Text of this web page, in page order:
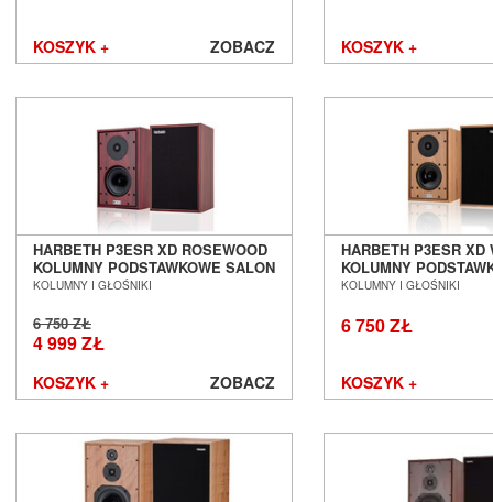
Panasonic
Paradigm
Polk Audio
PrimaLuna
Primare
Pro-Ject
PS Audio
PureLink
Purist Audio Design
Q Acoustics
KOSZYK + ZOBACZ KOSZYK +
HARBETH P3ESR XD ROSEWOOD
KOLUMNY PODSTAWKOWE SALON
POZNAŃ WROCŁAW EX-DEMO ---
KOLUMNY I GŁOŚNIKI
6 750 ZŁ
4 999 ZŁ
KOSZYK + ZOBACZ
HARBETH P3ESR XD
KOLUMNY
POZNAŃ WROCŁAW
KOLUMNY I GŁOŚNIKI
6 750 ZŁ
KOSZYK +